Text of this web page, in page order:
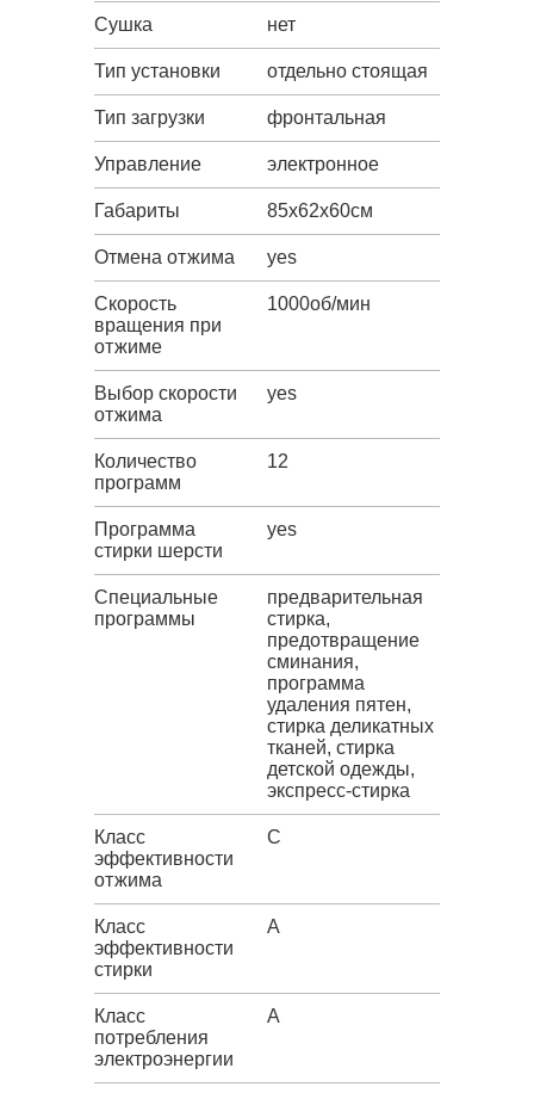
Сушка нет
Тип установки отдельно стоящая
Тип загрузки фронтальная
Управление электронное
Габариты 85х62х60см
Отмена отжима yes
Скорость
вращения при
отжиме
1000об/мин
Выбор скорости
отжима
yes
Количество
программ
12
Программа
стирки шерсти
yes
Специальные
программы
предварительная
стирка,
предотвращение
сминания,
программа
удаления пятен,
стирка деликатных
тканей, стирка
детской одежды,
экспресс-стирка
Класс
эффективности
отжима
C
Класс
эффективности
стирки
A
Класс
потребления
электроэнергии
A